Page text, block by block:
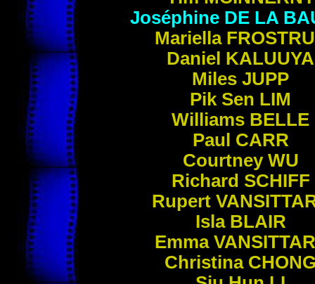
Joséphine DE LA
Mariella
Daniel KALUUYA
Miles JUPP
Pik Sen LIM
Williams BELLE
Paul CARR
Courtney WU
Richard SCHIFF
Rupert
Isla BLAIR
Emma
Christina